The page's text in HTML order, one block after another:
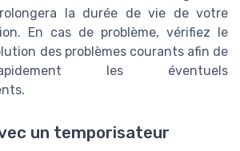
la durée de vie de votre
En cas de problème, vérifiez le
des problèmes courants afin de
les éventuels
un temporisateur